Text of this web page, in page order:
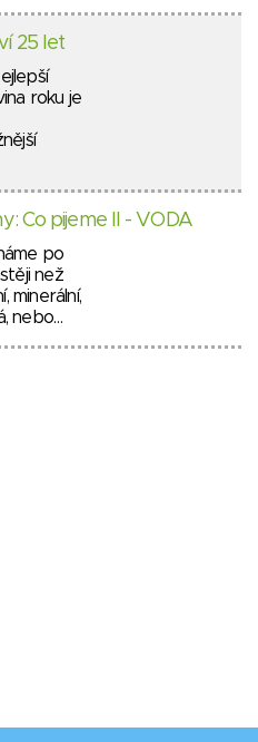
25 let
roku je
Co pijeme II - VODA
po
než
minerální,
nebo…